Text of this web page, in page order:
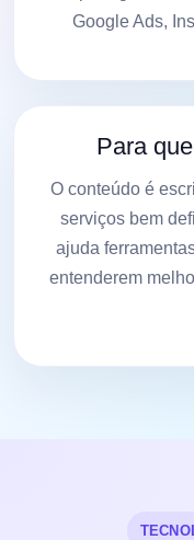
Google Ads,
Para
O conteúdo é
serviços bem
ajuda
entenderem